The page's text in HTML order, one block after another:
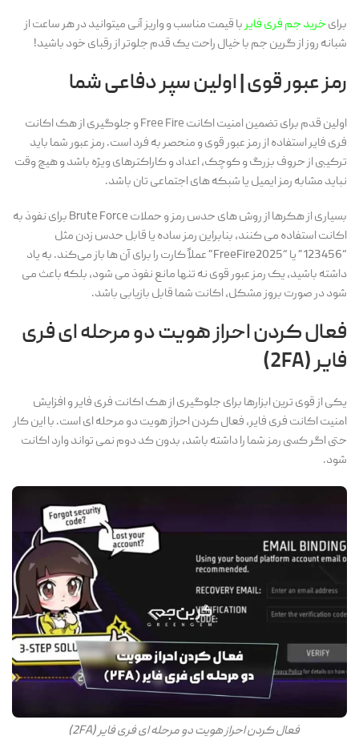
برایخرید جم فری فایربا قیمت مناسب و واریز آنی میتوانید در هر ساعت از
شبانه روز از گرین جم با خیال راحت یک قدم جلوتر از رقبای خود باشید!
رمز عبور قوی | اولین سپر دفاعی شما
اولین قدم برای تضمین امنیت اکانتFree Fireو جلوگیری از هک اکانت
فری فایر استفاده از رمز عبور قوی و منحصر به فرد است. رمز عبور شما باید
ترکیبی از حروف بزرگ و کوچک، اعداد و کاراکترهای ویژه باشد و هیچ وقت
نباید مشابه رمز ایمیل یا شبکه های اجتماعی تان باشد.
بسیاری از هکرها از روش های حدس رمز و حملات Brute Force برای نفوذ به
اکانت استفاده می کنند، بنابراین رمز ساده یا قابل حدس زدن مثل
“123456” یا “FreeFire2025” عملاً کارت را برای آن ها باز می‌کند. به یاد
داشته باشید، یک رمز عبور قوی نه تنها مانع نفوذ می شود، بلکه باعث می
شود در صورت بروز مشکل، اکانت شما قابل بازیابی باشد.
فعال کردن احراز هویت دو مرحله ای فری
فایر (2FA)
یکی از قوی ترین ابزارها برای جلوگیری از هک اکانت فری فایر و افزایش
امنیت اکانت فری فایر، فعال کردن احراز هویت دو مرحله ای است. با این کار
حتی اگر کسی رمز شما را داشته باشد، بدون کد دوم نمی تواند وارد اکانت
شود.
فعال کردن احراز هویت دو مرحله ای فری فایر (2FA)